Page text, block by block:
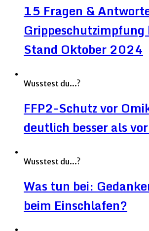
15 Fragen &
Grippeschutzimpfung
Stand Oktober 2024
Wusstest du...?
FFP2-Schutz vor
deutlich besser als
Wusstest du...?
Was tun bei:
beim Einschlafen?